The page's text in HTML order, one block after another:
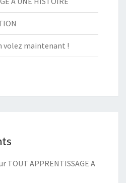
volez maintenant !
TOUT APPRENTISSAGE A